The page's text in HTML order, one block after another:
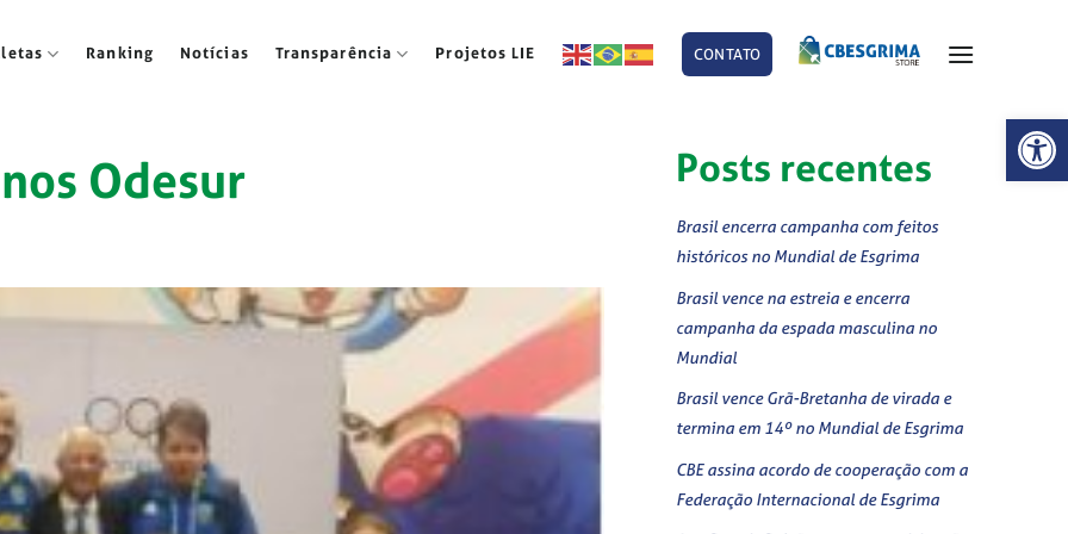
Abrir
Ranking Notícias Transparência Projetos LIE CONTATO
Odesur Posts recentes
Brasil encerra campanha com feitos
históricos no Mundial de Esgrima
Brasil vence na estreia e encerra
campanha da espada masculina no
Mundial
Brasil vence Grã-Bretanha de virada e
termina em 14º no Mundial de Esgrima
CBE assina acordo de cooperação com a
Federação Internacional de Esgrima